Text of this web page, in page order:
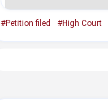
#Petition filed #High Court